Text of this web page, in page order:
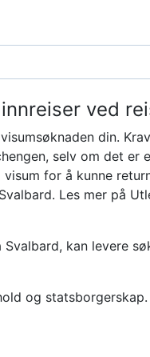
ved
din.
selv om det er
for å kunne
Les mer på
kan levere
og